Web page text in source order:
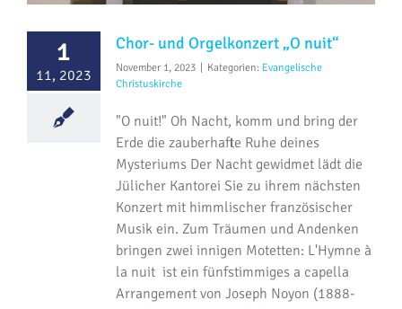
1
11, 2023
Chor- und Orgelkonzert „O nuit“
November 1, 2023 Kategorien: Evangelische
Christuskirche
"O nuit!" Oh Nacht, komm und bring der
Erde die zauberhafte Ruhe deines
Mysteriums Der Nacht gewidmet lädt die
Jülicher Kantorei Sie zu ihrem nächsten
Konzert mit himmlischer französischer
Musik ein. Zum Träumen und Andenken
bringen zwei innigen Motetten: L'Hymne à
la nuit ist ein fünfstimmiges a capella
Arrangement von Joseph Noyon (1888-